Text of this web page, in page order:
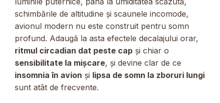
schimbările de altitudine și scaunele incomode,
avionul modern nu este construit pentru somn
profund. Adaugă la asta efectele decalajului orar,
ritmul circadian dat peste cap și chiar o
sensibilitate la mișcare, și devine clar de ce
insomnia în avion și lipsa de somn la zboruri lungi
sunt atât de frecvente.